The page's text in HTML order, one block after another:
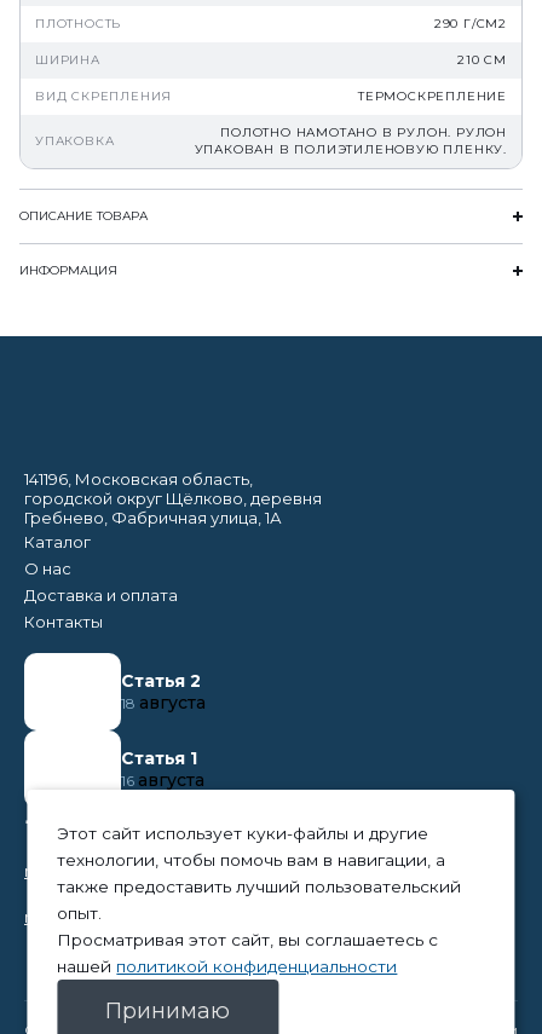
ПЛОТНОСТЬ 290 Г/СМ2
ШИРИНА 210 СМ
ВИД СКРЕПЛЕНИЯ ТЕРМОСКРЕПЛЕНИЕ
УПАКОВКА
ПОЛОТНО НАМОТАНО В РУЛОН. РУЛОН
УПАКОВАН В ПОЛИЭТИЛЕНОВУЮ ПЛЕНКУ.
ОПИСАНИЕ ТОВАРА
ИНФОРМАЦИЯ
141196, Московская область,
городской округ Щёлково, деревня
Гребнево, Фабричная улица, 1А
Каталог
О нас
Доставка и оплата
Контакты
Статья 2
18 августа
Статья 1
16 августа
+7 (495) 374 50 95
nikita@tpc-everest.ru
natalia@tpc-everest.ru
© 2023 — TPC-Everest Политика конфиденциальности
Этот сайт использует куки-файлы и другие
технологии, чтобы помочь вам в навигации, а
также предоставить лучший пользовательский
опыт.
Просматривая этот сайт, вы соглашаетесь с
нашей политикой конфиденциальности
Принимаю